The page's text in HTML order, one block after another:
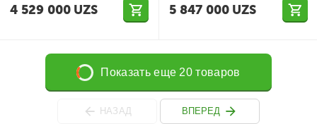
4 529 000 UZS 5 847 000 UZS
Показать еще 20 товаров
НАЗАД ВПЕРЕД